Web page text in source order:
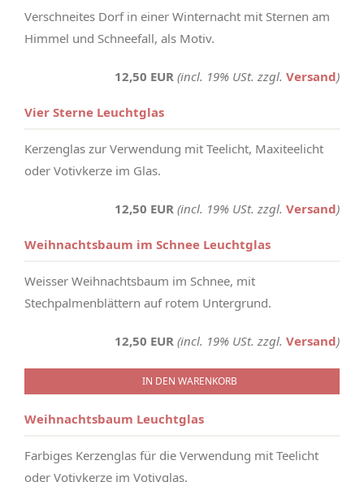
Verschneites Dorf in einer Winternacht mit Sternen am
Himmel und Schneefall, als Motiv.
12,50 EUR (incl. 19% USt. zzgl. Versand)
Vier Sterne Leuchtglas
Kerzenglas zur Verwendung mit Teelicht, Maxiteelicht
oder Votivkerze im Glas.
12,50 EUR (incl. 19% USt. zzgl. Versand)
Weihnachtsbaum im Schnee Leuchtglas
Weisser Weihnachtsbaum im Schnee, mit
Stechpalmenblättern auf rotem Untergrund.
12,50 EUR (incl. 19% USt. zzgl. Versand)
IN DEN WARENKORB
Weihnachtsbaum Leuchtglas
Farbiges Kerzenglas für die Verwendung mit Teelicht
oder Votivkerze im Votivglas.